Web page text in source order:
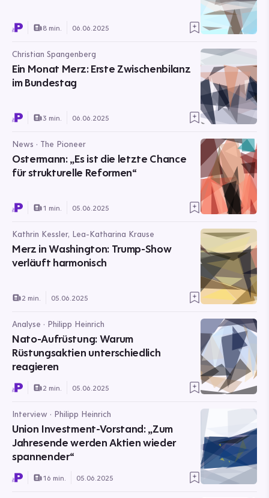
8 min. 06.06.2025
Christian Spangenberg
Ein Monat Merz: Erste Zwischenbilanz
im Bundestag
3 min. 06.06.2025
News · The Pioneer
Ostermann: „Es ist die letzte Chance
für strukturelle Reformen“
1 min. 05.06.2025
Kathrin Kessler, Lea-Katharina Krause
Merz in Washington: Trump-Show
verläuft harmonisch
2 min. 05.06.2025
Analyse · Philipp Heinrich
Nato-Aufrüstung: Warum
Rüstungsaktien unterschiedlich
reagieren
2 min. 05.06.2025
Interview · Philipp Heinrich
Union Investment-Vorstand: „Zum
Jahresende werden Aktien wieder
spannender“
16 min. 05.06.2025